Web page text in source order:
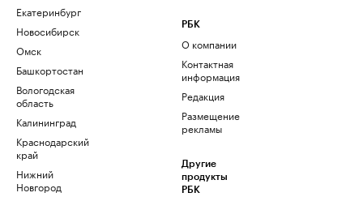
Екатеринбург
Новосибирск
Омск
Башкортостан
Вологодская
область
Калининград
Краснодарский
край
Нижний
Новгород
РБК
О компании
Контактная
информация
Редакция
Размещение
рекламы
Другие
продукты
РБК